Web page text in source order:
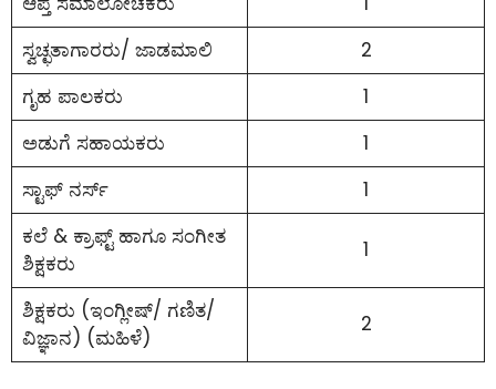
ಸ್ವಚ್ಛತಾಗಾರರು/ ಜಾಡಮಾಲಿ
2
ಗೃಹ ಪಾಲಕರು
1
ಅಡುಗೆ ಸಹಾಯಕರು
1
ಸ್ಟಾಫ್ ನರ್ಸ್
1
ಕಲೆ & ಕ್ರಾಫ್ಟ್ ಹಾಗೂ ಸಂಗೀತ
ಶಿಕ್ಷಕರು
1
ಶಿಕ್ಷಕರು (ಇಂಗ್ಲೀಷ್/ ಗಣಿತ/
ವಿಜ್ಞಾನ) (ಮಹಿಳೆ)
2